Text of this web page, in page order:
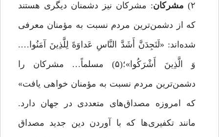
۲) مشرکان: مشرکان نیز دشمنان دیگری هستند
که از دشمن‌ترین مردم نسبت به مؤمنان معرفی
شده‌اند: «لَتَجِدَنَّ أَشَدَّ النَّاسِ عَداوَهً لِلَّذِینَ آمَنُوا….
وَ الَّذِینَ أَشْرَکُوا»؛(۵) مسلماً… مشرکان را
دشمن‌ترین مردم نسبت به مؤمنان خواهى یافت»
که امروزه مصداق‌های متعددی در جهان دارد.
مانند تکفیری‌ها که با آوردن دین جدید مصداق